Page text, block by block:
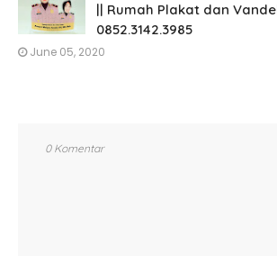
|| Rumah Plakat dan
0852.3142.3985
June 05, 2020
0 Komentar